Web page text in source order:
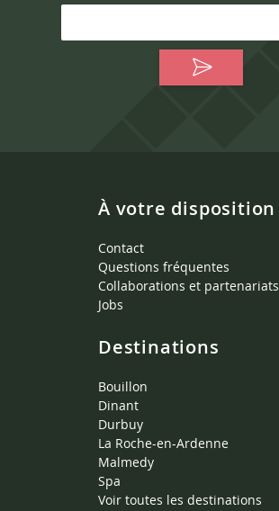
À votre disposition
Contact
Questions fréquentes
Collaborations et partenariats
Jobs
Destinations
Bouillon
Dinant
Durbuy
La Roche-en-Ardenne
Malmedy
Spa
Voir toutes les destinations